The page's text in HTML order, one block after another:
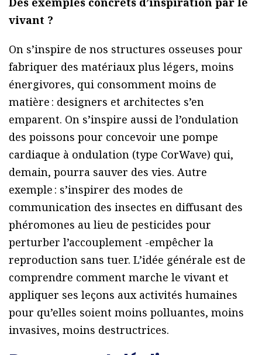
vivant ?
On s’inspire de nos structures osseuses pour
fabriquer des matériaux plus légers, moins
énergivores, qui consomment moins de
matière : designers et architectes s’en
emparent. On s’inspire aussi de l’ondulation
des poissons pour concevoir une pompe
cardiaque à ondulation (type CorWave) qui,
demain, pourra sauver des vies. Autre
exemple : s’inspirer des modes de
communication des insectes en diffusant des
phéromones au lieu de pesticides pour
perturber l’accouplement -empêcher la
reproduction sans tuer. L’idée générale est de
comprendre comment marche le vivant et
appliquer ses leçons aux activités humaines
pour qu’elles soient moins polluantes, moins
invasives, moins destructrices.